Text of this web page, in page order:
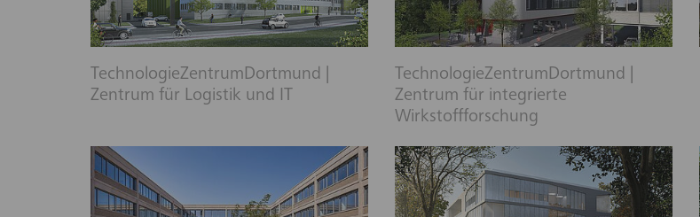
TechnologieZentrumDortmund |
Zentrum für Logistik und IT
TechnologieZentrumDortmund |
Zentrum für integrierte
Wirkstoffforschung